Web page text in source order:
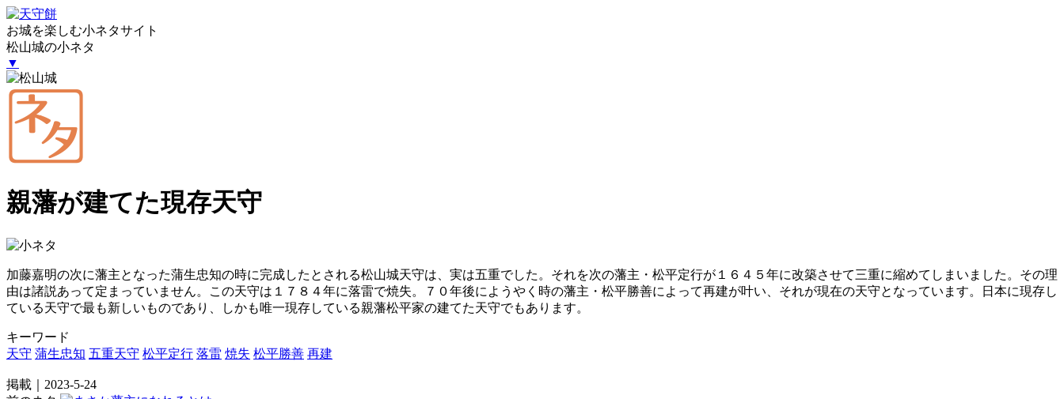
お城を楽しむ小ネタサイト
松山城の小ネタ
▼
親藩が建てた現存天守
加藤嘉明の次に藩主となった蒲生忠知の時に完成したとされる松山城天守は、実は五重でした。それを次の藩主・松平定行が１６４５年に改築させて三重に縮めてしまいました。その理
由は諸説あって定まっていません。この天守は１７８４年に落雷で焼失。７０年後にようやく時の藩主・松平勝善によって再建が叶い、それが現在の天守となっています。日本に現存し
ている天守で最も新しいものであり、しかも唯一現存している親藩松平家の建てた天守でもあります。
キーワード
天守 蒲生忠知 五重天守 松平定行 落雷 焼失 松平勝善 再建
掲載｜2023-5-24